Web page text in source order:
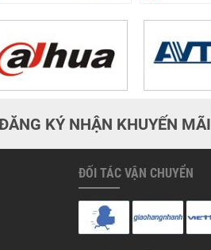
KÝ NHẬN KHUYẾN MÃI
ĐỐI TÁC VẬN CHUYỂN